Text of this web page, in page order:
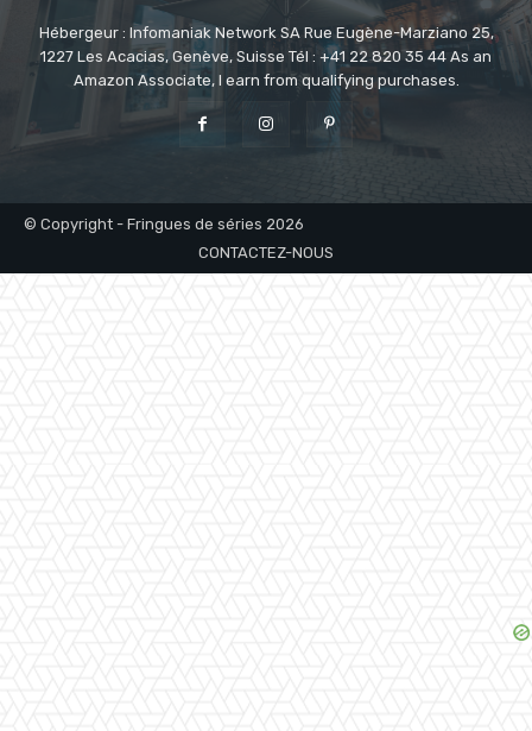
Hébergeur : Infomaniak Network SA Rue Eugène-Marziano 25,
1227 Les Acacias, Genève, Suisse Tél : +41 22 820 35 44 As an
Amazon Associate, I earn from qualifying purchases.
© Copyright - Fringues de séries 2026
CONTACTEZ-NOUS